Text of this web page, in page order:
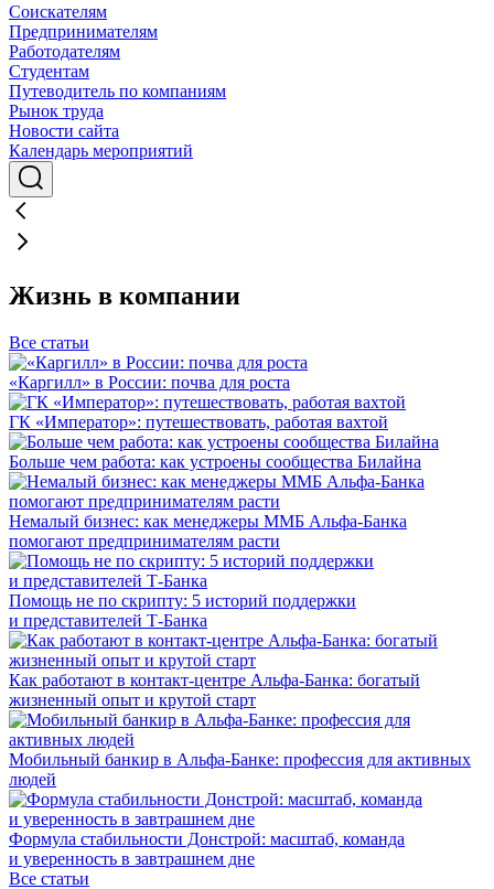
Соискателям
Предпринимателям
Работодателям
Студентам
Путеводитель по компаниям
Рынок труда
Новости сайта
Календарь мероприятий
Жизнь в компании
Все статьи
«Каргилл» в России: почва для роста
ГК «Император»: путешествовать, работая вахтой
Больше чем работа: как устроены сообщества Билайна
Немалый бизнес: как менеджеры ММБ Альфа-Банка
помогают предпринимателям расти
Помощь не по скрипту: 5 историй поддержки
и представителей Т-Банка
Как работают в контакт-центре Альфа-Банка: богатый
жизненный опыт и крутой старт
Мобильный банкир в Альфа-Банке: профессия для активных
людей
Формула стабильности Донстрой: масштаб, команда
и уверенность в завтрашнем дне
Все статьи